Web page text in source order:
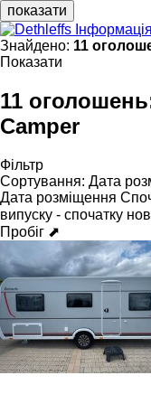
показати
Знайдено: 11
Показати
11
Camper
Фільтр
Сортування: Дата
Дата розміщення
випуску - спочатку
Пробіг ⬈